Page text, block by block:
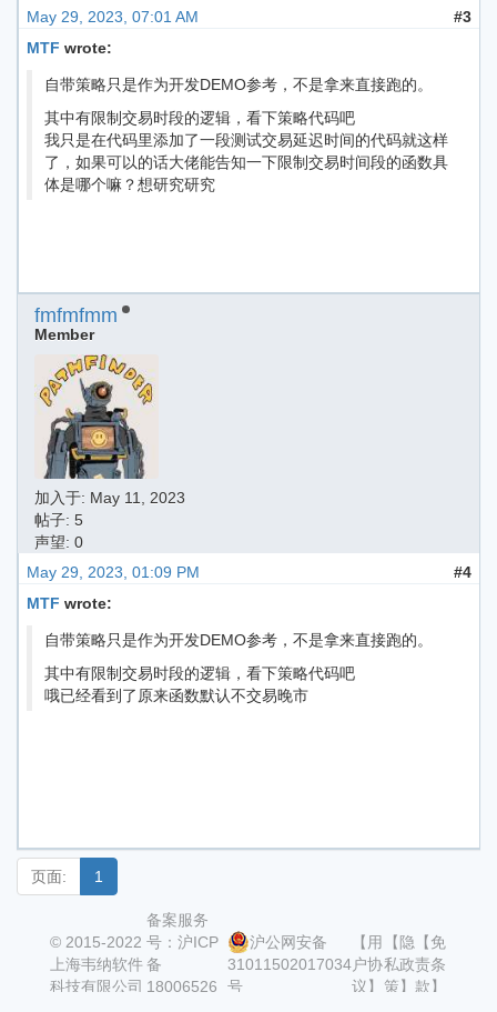
May 29, 2023, 07:01 AM
#3
MTF wrote:
自带策略只是作为开发DEMO参考，不是拿来直接跑的。
其中有限制交易时段的逻辑，看下策略代码吧
我只是在代码里添加了一段测试交易延迟时间的代码就这样
了，如果可以的话大佬能告知一下限制交易时间段的函数具
体是哪个嘛？想研究研究
fmfmfmm
Member
加入于: May 11, 2023
帖子: 5
声望: 0
May 29, 2023, 01:09 PM
#4
MTF wrote:
自带策略只是作为开发DEMO参考，不是拿来直接跑的。
其中有限制交易时段的逻辑，看下策略代码吧
哦已经看到了原来函数默认不交易晚市
页面: 1
© 2015-2022
上海韦纳软件
科技有限公司
备案服务
号：沪ICP
备
18006526
沪公网安备
31011502017034
号
【用
户协
议】
【隐
私政
策】
【免
责条
款】